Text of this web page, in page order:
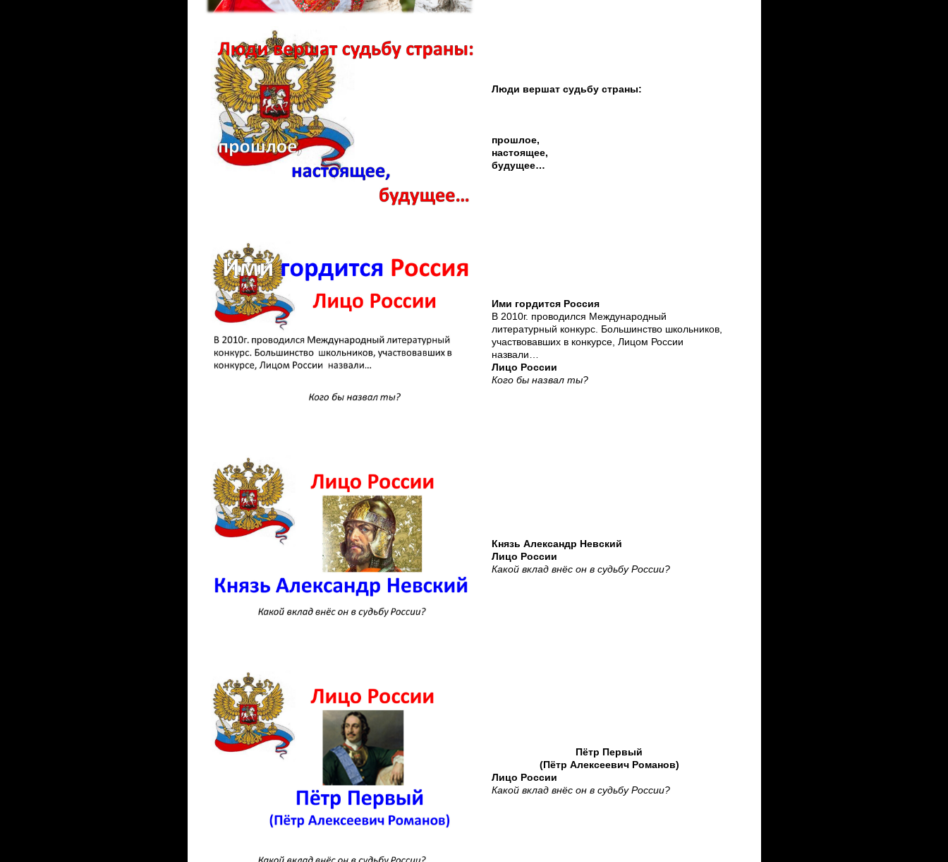
Люди вершат судьбу страны:
прошлое,
настоящее,
будущее…
Ими гордится Россия
В 2010г. проводился Международный
литературный конкурс. Большинство школьников,
участвовавших в конкурсе, Лицом России
назвали…
Лицо России
Кого бы назвал ты?
Князь Александр Невский
Лицо России
Какой вклад внёс он в судьбу России?
Пётр Первый
(Пётр Алексеевич Романов)
Лицо России
Какой вклад внёс он в судьбу России?